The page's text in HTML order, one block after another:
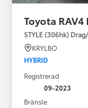
Toyota
STYLE (306hk)
KRYLBO
HYBRID
Registrerad
09-2023
Bränsle